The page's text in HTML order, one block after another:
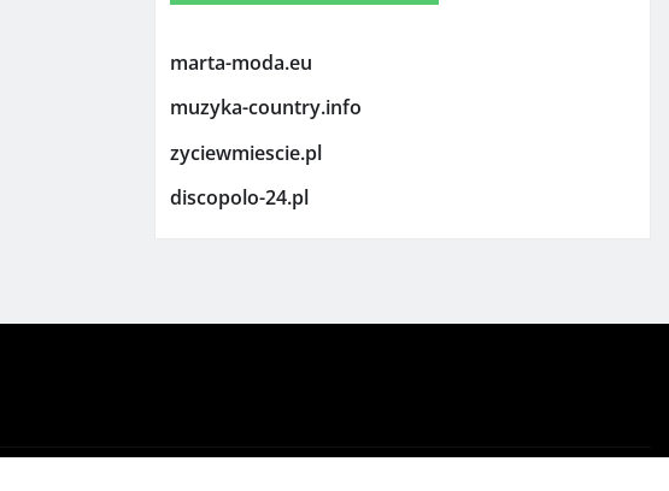
marta-moda.eu
muzyka-country.info
zyciewmiescie.pl
discopolo-24.pl